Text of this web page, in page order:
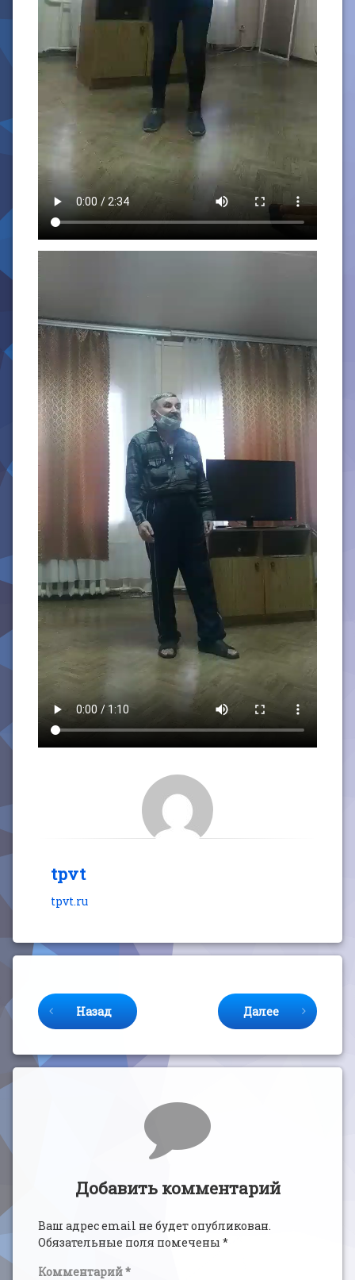
tpvt
tpvt.ru
Назад Далее
Комментарии
Добавить комментарий
Ваш адрес email не будет опубликован.
Обязательные поля помечены *
Комментарий*